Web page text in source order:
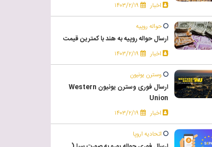
اخبار ۱۴۰۳/۲/۱۹
حواله روپیه
ارسال حواله روپیه به هند با کمترین قیمت
اخبار ۱۴۰۳/۲/۱۹
وسترن یونیون
ارسال فوری وسترن یونیون Western
Union
اخبار ۱۴۰۳/۲/۱۹
اتحادیه اروپا